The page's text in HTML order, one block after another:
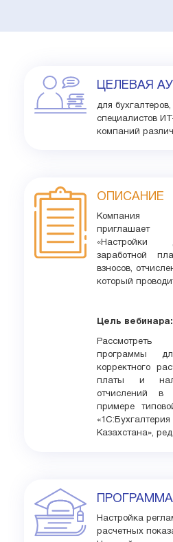
ЦЕЛЕВАЯ
для
специалистов
компаний
ОПИСАНИЕ
Компания
«Настройки
заработной
взносов,
который
Цель вебинара:
программы
корректного
платы и
отчислений
примере
Казахстана»,
ПРОГРАММА
Настройка
расчетных